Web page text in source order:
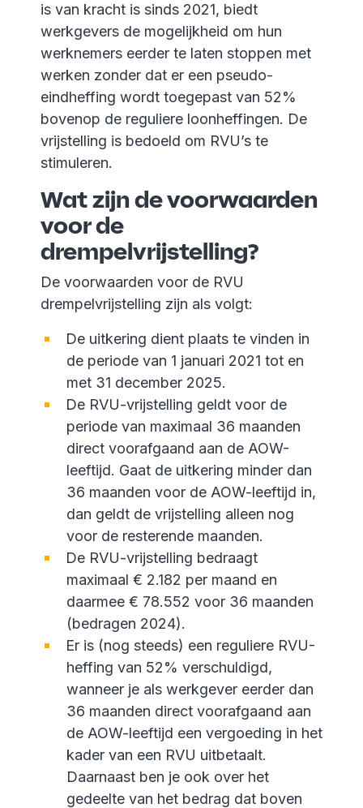
is van kracht is sinds 2021, biedt
werkgevers de mogelijkheid om hun
werknemers eerder te laten stoppen met
werken zonder dat er een pseudo-
eindheffing wordt toegepast van 52%
bovenop de reguliere loonheffingen. De
vrijstelling is bedoeld om RVU’s te
stimuleren.
Wat zijn de voorwaarden
voor de
drempelvrijstelling?
De voorwaarden voor de RVU
drempelvrijstelling zijn als volgt:
De uitkering dient plaats te vinden in
de periode van 1 januari 2021 tot en
met 31 december 2025.
De RVU-vrijstelling geldt voor de
periode van maximaal 36 maanden
direct voorafgaand aan de AOW-
leeftijd. Gaat de uitkering minder dan
36 maanden voor de AOW-leeftijd in,
dan geldt de vrijstelling alleen nog
voor de resterende maanden.
De RVU-vrijstelling bedraagt
maximaal € 2.182 per maand en
daarmee € 78.552 voor 36 maanden
(bedragen 2024).
Er is (nog steeds) een reguliere RVU-
heffing van 52% verschuldigd,
wanneer je als werkgever eerder dan
36 maanden direct voorafgaand aan
de AOW-leeftijd een vergoeding in het
kader van een RVU uitbetaalt.
Daarnaast ben je ook over het
gedeelte van het bedrag dat boven